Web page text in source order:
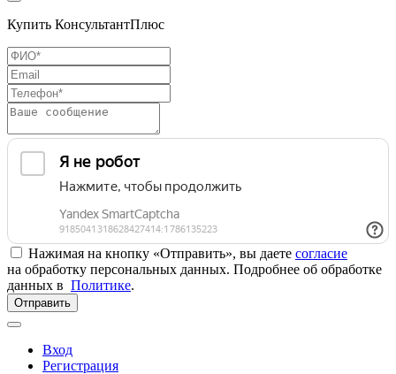
Купить КонсультантПлюс
Нажимая на кнопку «Отправить», вы даете согласие
на обработку персональных данных. Подробнее об обработке
данных в Политике.
Отправить
Вход
Регистрация